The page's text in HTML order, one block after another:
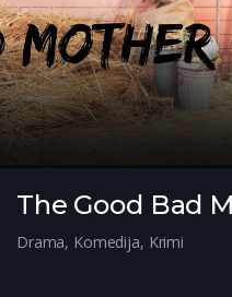
The Good Bad
Drama, Komedija, Krimi